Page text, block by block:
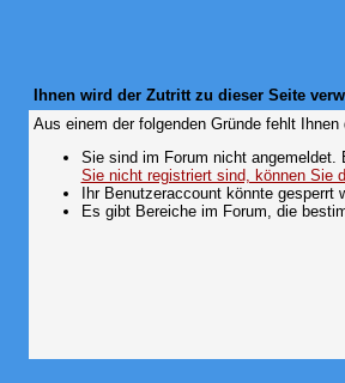
Ihnen wird der Zutritt zu dieser Seite
Aus einem der folgenden Gründe fehlt
Sie sind im Forum nicht angemeldet.
Sie nicht registriert sind, können Sie
Ihr Benutzeraccount könnte
Es gibt Bereiche im Forum, die